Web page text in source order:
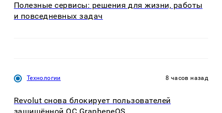
Полезные сервисы: решения для жизни, работы
и повседневных задач
Технологии 8 часов назад
Revolut снова блокирует пользователей
защищённой ОС GrapheneOS